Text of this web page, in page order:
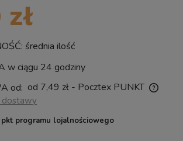
do 6000L
zł
o dostępności
zł
średnia ilość
w ciągu 24 godziny
od: od 7,49 zł - Pocztex PUNKT
ewentualnych kosztów płatności
pkt programu lojalnościowego